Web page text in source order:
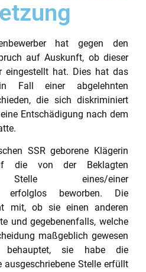
hat gegen den
auf Auskunft, ob dieser
eingestellt hat. Dies hat das
in Fall einer abgelehnten
die sich diskriminiert
Entschädigung nach dem
SSR geborene Klägerin
die von der Beklagten
Stelle eines/einer
erfolglos beworben. Die
mit, ob sie einen anderen
und gegebenenfalls, welche
maßgeblich gewesen
behauptet, sie habe die
Stelle erfüllt